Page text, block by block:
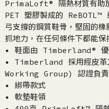
PrimaLoft® 隔熱材質有助
PET 塑膠製成的 ReBOTL™
弓支撐的鋼質鞋骨，堅固的
抓地力，在任何條件下都能保
• 鞋面由 Timberland® 優
• Timberland 採用經皮
Working Group) 認證負責
• 綁帶款式
• 軟墊鞋領